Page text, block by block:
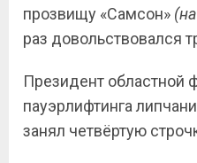
прозвищу «Самсон»
раз довольствовался
Президент областной
пауэрлифтинга
занял четвёртую